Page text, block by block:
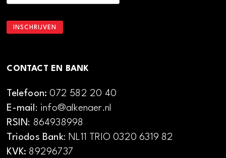
CONTACT EN BANK
Telefoon:072 582 20 40
E-mail: info@alkenaer.nl
RSIN: 864938998
Triodos Bank: NL11 TRIO 0320 6319 82
KVK: 89296737